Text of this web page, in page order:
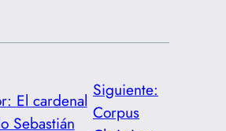
El cardenal
Sebastián
Siguiente:
Corpus